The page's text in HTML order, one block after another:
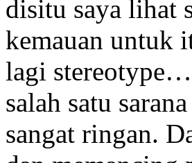
disitu saya lihat
kemauan untuk
lagi
salah satu
sangat ringan.